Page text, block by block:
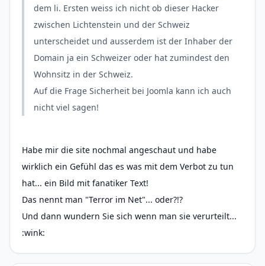
dem li. Ersten weiss ich nicht ob dieser Hacker
zwischen Lichtenstein und der Schweiz
unterscheidet und ausserdem ist der Inhaber der
Domain ja ein Schweizer oder hat zumindest den
Wohnsitz in der Schweiz.
Auf die Frage Sicherheit bei Joomla kann ich auch
nicht viel sagen!
Habe mir die site nochmal angeschaut und habe
wirklich ein Gefühl das es was mit dem Verbot zu tun
hat... ein Bild mit fanatiker Text!
Das nennt man "Terror im Net"... oder?!?
Und dann wundern Sie sich wenn man sie verurteilt...
:wink: